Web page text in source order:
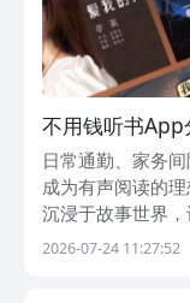
不用钱听书App
日常通勤、家务
成为有声阅读的
沉浸于故事世界
上琳琅满目的免
2026-07-24 11:27:52